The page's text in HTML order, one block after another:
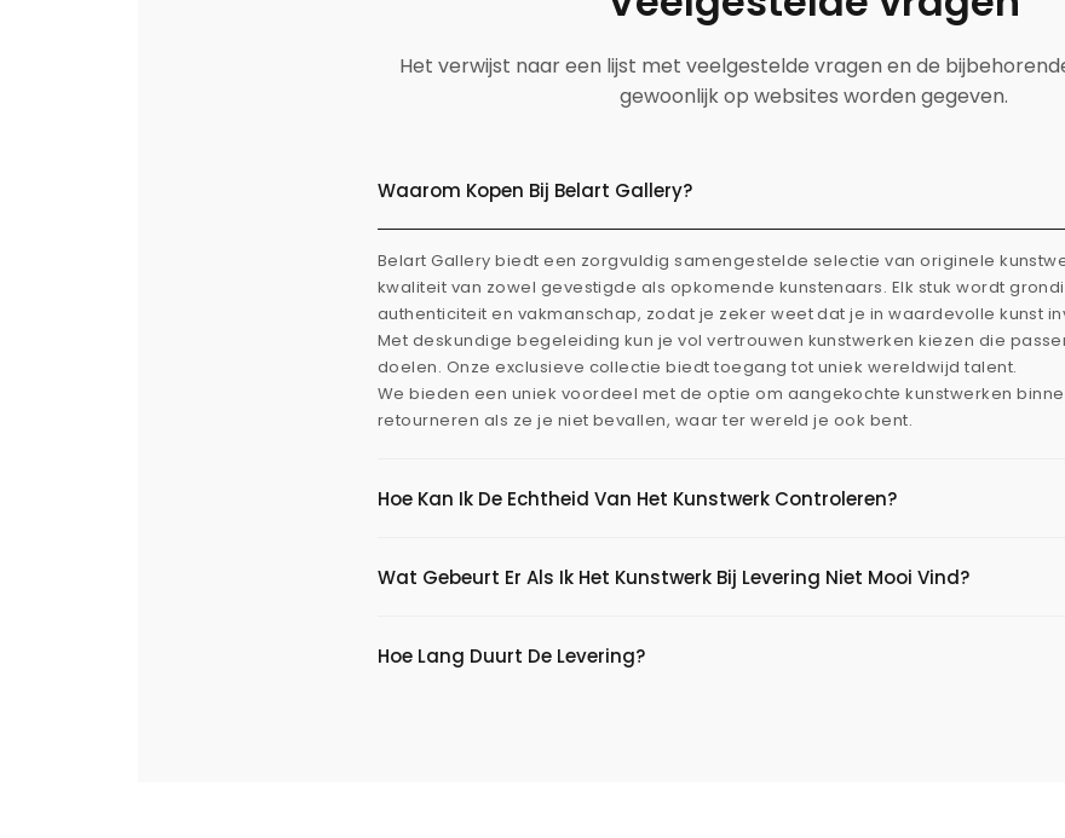
Het verwijst naar een lijst met veelgestelde vragen en de
gewoonlijk op websites worden gegeven.
Waarom Kopen Bij Belart Gallery?
Belart Gallery biedt een zorgvuldig samengestelde selectie van originele
kwaliteit van zowel gevestigde als opkomende kunstenaars. Elk stuk wordt
authenticiteit en vakmanschap, zodat je zeker weet dat je in waardevolle kunst
Met deskundige begeleiding kun je vol vertrouwen kunstwerken kiezen die
doelen. Onze exclusieve collectie biedt toegang tot uniek wereldwijd talent.
We bieden een uniek voordeel met de optie om aangekochte kunstwerken
retourneren als ze je niet bevallen, waar ter wereld je ook bent.
Hoe Kan Ik De Echtheid Van Het Kunstwerk Controleren?
Wat Gebeurt Er Als Ik Het Kunstwerk Bij Levering Niet Mooi Vind?
Hoe Lang Duurt De Levering?